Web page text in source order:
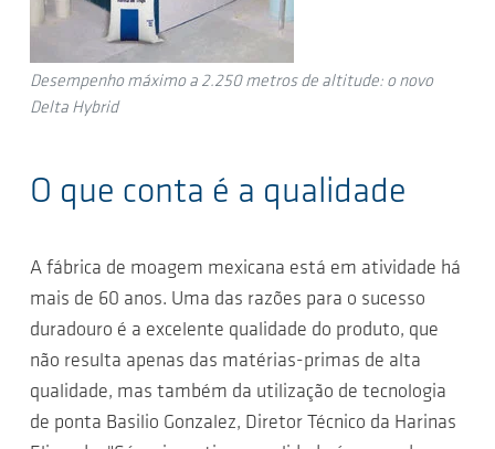
Desempenho máximo a 2.250 metros de altitude: o novo
Delta Hybrid
O que conta é a qualidade
A fábrica de moagem mexicana está em atividade há
mais de 60 anos. Uma das razões para o sucesso
duradouro é a excelente qualidade do produto, que
não resulta apenas das matérias-primas de alta
qualidade, mas também da utilização de tecnologia
de ponta Basilio Gonzalez, Diretor Técnico da Harinas